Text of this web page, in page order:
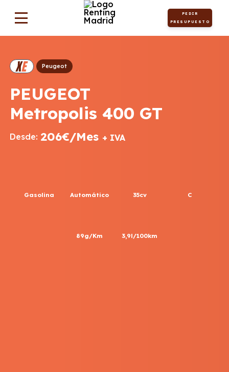
PEDIR
PRESUPUESTO
Peugeot
PEUGEOT
Metropolis 400 GT
Desde: 206€/Mes + IVA
Gasolina Automático 35cv C
89g/Km 3,9l/100km